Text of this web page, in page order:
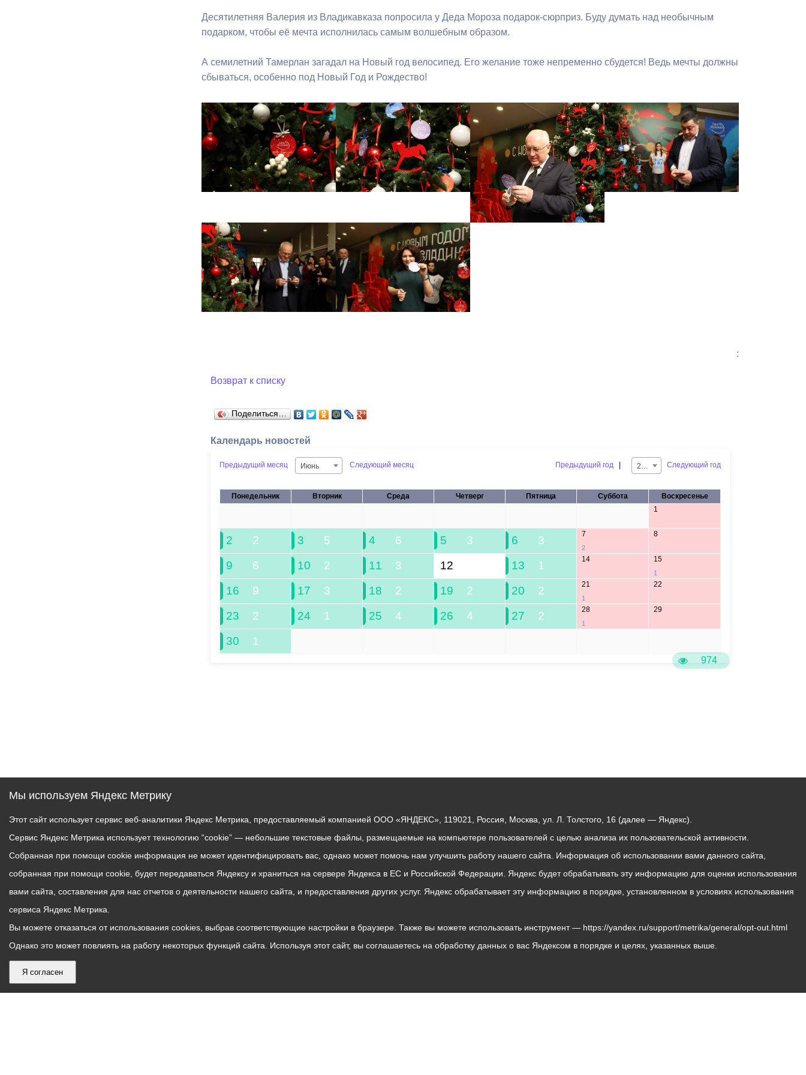
Муниципальный контроль Выборы 2026
974
Десятилетняя Валерия из Владикавказа попросила у Деда Мороза подарок-сюрприз. Буду думать над необычным
подарком, чтобы её мечта исполнилась самым волшебным образом.
А семилетний Тамерлан загадал на Новый год велосипед. Его желание тоже непременно сбудется! Ведь мечты должны
сбываться, особенно под Новый Год и Рождество!
:
Возврат к списку
Поделиться…
Календарь новостей
Предыдущий месяц Июнь Следующий месяц Предыдущий год 2025 Следующий год
Понедельник Вторник Среда Четверг Пятница Суббота Воскресенье
1
2 2 3 5 4 6 5 3 6 3 7
2
8
9 6 10 2 11 3 12 13 1 14 15
1
16 9 17 3 18 2 19 2 20 2 21
1
22
23 2 24 1 25 4 26 4 27 2 28
1
29
30 1
Мы используем Яндекс Метрику
Этот сайт использует сервис веб-аналитики Яндекс Метрика, предоставляемый компанией ООО «ЯНДЕКС», 119021, Россия, Москва, ул. Л. Толстого, 16 (далее — Яндекс).
Сервис Яндекс Метрика использует технологию “cookie” — небольшие текстовые файлы, размещаемые на компьютере пользователей с целью анализа их пользовательской активности.
Собранная при помощи cookie информация не может идентифицировать вас, однако может помочь нам улучшить работу нашего сайта. Информация об использовании вами данного сайта,
собранная при помощи cookie, будет передаваться Яндексу и храниться на сервере Яндекса в ЕС и Российской Федерации. Яндекс будет обрабатывать эту информацию для оценки использования
вами сайта, составления для нас отчетов о деятельности нашего сайта, и предоставления других услуг. Яндекс обрабатывает эту информацию в порядке, установленном в условиях использования
сервиса Яндекс Метрика.
Вы можете отказаться от использования cookies, выбрав соответствующие настройки в браузере. Также вы можете использовать инструмент — https://yandex.ru/support/metrika/general/opt-out.html
Однако это может повлиять на работу некоторых функций сайта. Используя этот сайт, вы соглашаетесь на обработку данных о вас Яндексом в порядке и целях, указанных выше.
Я согласен